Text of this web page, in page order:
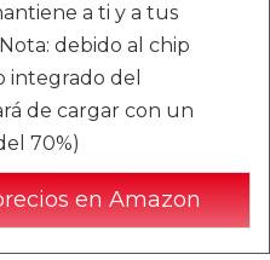
a ti y a tus
debido al chip
del
de cargar con un
70%)
en Amazon